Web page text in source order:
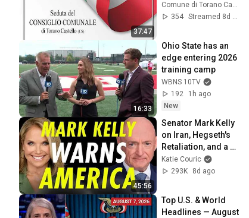
37:47
Comune di Torano Castello
354
Streamed 8d ago
16:33
Ohio State has an
edge entering 2026
training camp
WBNS 10TV
192
1h ago
New
45:56
Senator Mark Kelly
on Iran, Hegseth's
Retaliation, and a
Possible 2028 Run
Katie Couric
293K
8d ago
Top U.S. & World
Headlines — August